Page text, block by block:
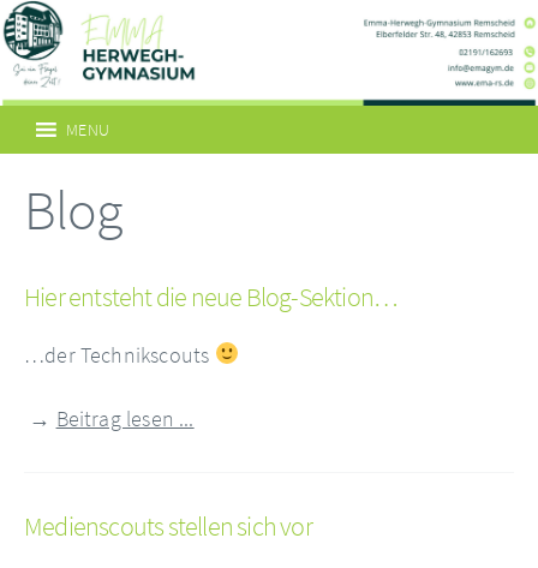
MENU
Blog
Hier entsteht die neue Blog-Sektion…
…der Technikscouts
→ Beitrag lesen ...
Medienscouts stellen sich vor